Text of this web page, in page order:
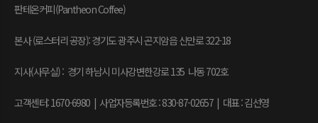
판테온커피(Pantheon Coffee)
본사 (로스터리 공장): 경기도 광주시 곤지암읍 신만로 322-18
지사(사무실) : 경기 하남시 미사강변한강로 135 나동 702호
고객센터: 1670-6980 | 사업자등록번호 : 830-87-02657 | 대표 : 김선영